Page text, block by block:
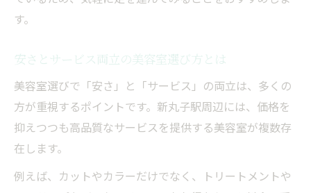
す。
安さとサービス両立の美容室選び方とは
美容室選びで「安さ」と「サービス」の両立は、多くの
方が重視するポイントです。新丸子駅周辺には、価格を
抑えつつも高品質なサービスを提供する美容室が複数存
在します。
例えば、カットやカラーだけでなく、トリートメントや